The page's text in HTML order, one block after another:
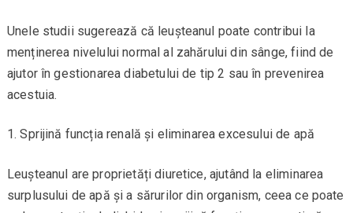
Unele studii sugerează că leușteanul poate contribui la
menținerea nivelului normal al zahărului din sânge, fiind de
ajutor în gestionarea diabetului de tip 2 sau în prevenirea
acestuia.
Sprijină funcția renală și eliminarea excesului de apă
Leușteanul are proprietăți diuretice, ajutând la eliminarea
surplusului de apă și a sărurilor din organism, ceea ce poate